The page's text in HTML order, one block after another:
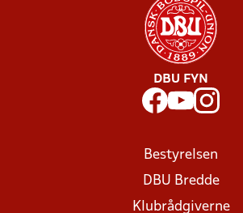
DBU FYN
Bestyrelsen
DBU Bredde
Klubrådgiverne